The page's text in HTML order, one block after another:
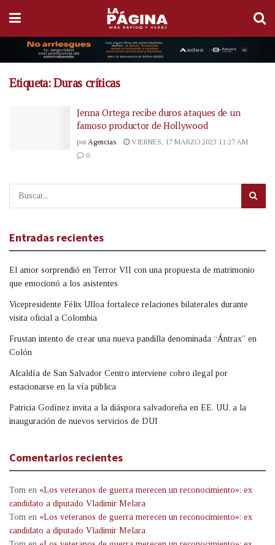
Etiqueta:Duras críticas
Jenna Ortega recibe duros ataques de un
famoso productor de Hollywood
por Agencias
VIERNES, 17 MARZO 2023 11:27 AM
0
Entradas recientes
El amor sorprendió en Terror VII con una propuesta de matrimonio
que emocionó a los asistentes
Vicepresidente Félix Ulloa fortalece relaciones bilaterales durante
visita oficial a Colombia
Frustan intento de crear una nueva pandilla denominada “Ántrax” en
Colón
Alcaldía de San Salvador Centro interviene cobro ilegal por
estacionarse en la vía pública
Patricia Godínez invita a la diáspora salvadoreña en EE. UU. a la
inauguración de nuevos servicios de DUI
Comentarios recientes
Tom en «Los veteranos de guerra merecen un reconocimiento»: ex
candidato a diputado Vladimir Melara
Tom en «Los veteranos de guerra merecen un reconocimiento»: ex
candidato a diputado Vladimir Melara